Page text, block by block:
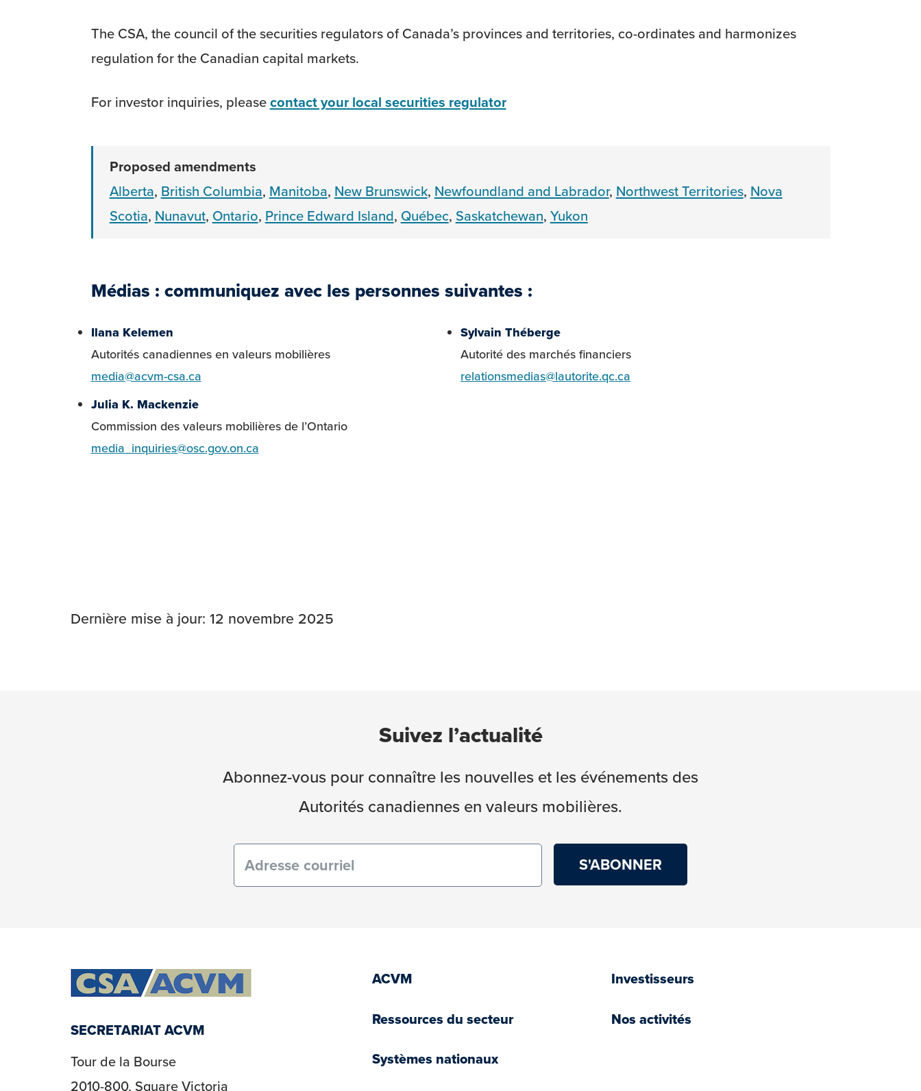
The CSA, the council of the securities regulators of Canada’s provinces and territories, co-ordinates and harmonizes
regulation for the Canadian capital markets.
For investor inquiries, pleasecontact your local securities regulator
Proposed amendments
Alberta, British Columbia, Manitoba, New Brunswick, Newfoundland and Labrador, Northwest Territories, Nova
Scotia, Nunavut, Ontario, Prince Edward Island, Québec, Saskatchewan, Yukon
Médias : communiquez avec les personnes suivantes :
Ilana Kelemen
Autorités canadiennes en valeurs mobilières
media@acvm-csa.ca
Sylvain Théberge
Autorité des marchés financiers
relationsmedias@lautorite.qc.ca
Julia K. Mackenzie
Commission des valeurs mobilières de l’Ontario
media_inquiries@osc.gov.on.ca
Dernière mise à jour: 12 novembre 2025
Suivez l’actualité
Abonnez-vous pour connaître les nouvelles et les événements des
Autorités canadiennes en valeurs mobilières.
Courriel
(obligatoire)
SECRETARIAT ACVM
Tour de la Bourse
2010-800, Square Victoria
ACVM Investisseurs
Ressources du secteur Nos activités
Systèmes nationaux